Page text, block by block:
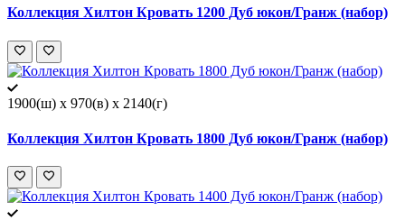
Коллекция Хилтон Кровать 1200 Дуб юкон/Гранж (набор)
1900(ш) x 970(в) x 2140(г)
Коллекция Хилтон Кровать 1800 Дуб юкон/Гранж (набор)